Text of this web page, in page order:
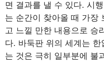
면 결과를 낼 수 있다. 시
는 순간이 찾아올 때 가장
고 느낄 만한 내용으로 승
다. 바둑판 위의 세계는
는 것은 극히 일부분에 불